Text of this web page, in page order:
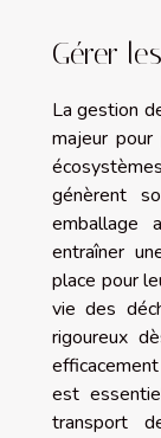
Gérer
La gestion
majeur pour
génèrent
emballage
entraîner
place pour
vie des
rigoureux
est
transport